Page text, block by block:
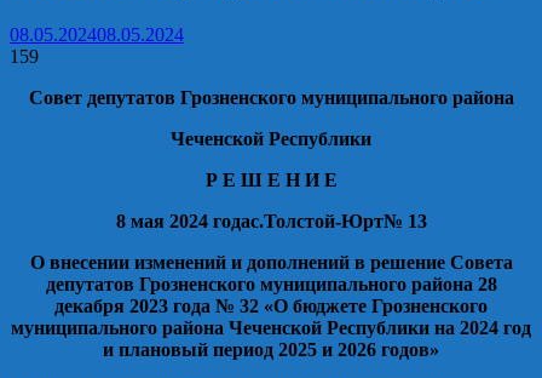
08.05.202408.05.2024
159
Совет депутатов Грозненского муниципального района
Чеченской Республики
Р Е Ш Е Н И Е
8 мая 2024годас.Толстой-Юрт№ 13
О внесении изменений и дополнений в решение Совета
депутатов Грозненского муниципального района 28
декабря 2023 года № 32 «О бюджете Грозненского
муниципального района Чеченской Республики на 2024 год
и плановый период 2025 и 2026 годов»